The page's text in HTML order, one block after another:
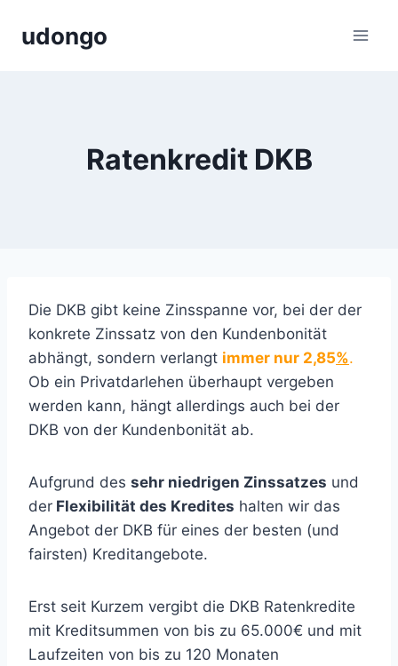
Inhaltudongo
Ratenkredit DKB
Die DKB gibt keine Zinsspanne vor, bei der der
konkrete Zinssatz von den Kundenbonität
abhängt, sondern verlangt immer nur 2,85%.
Ob ein Privatdarlehen überhaupt vergeben
werden kann, hängt allerdings auch bei der
DKB von der Kundenbonität ab.
Aufgrund des sehr niedrigen Zinssatzes und
der Flexibilität des Kredites halten wir das
Angebot der DKB für eines der besten (und
fairsten) Kreditangebote.
Erst seit Kurzem vergibt die DKB Ratenkredite
mit Kreditsummen von bis zu 65.000€ und mit
Laufzeiten von bis zu 120 Monaten